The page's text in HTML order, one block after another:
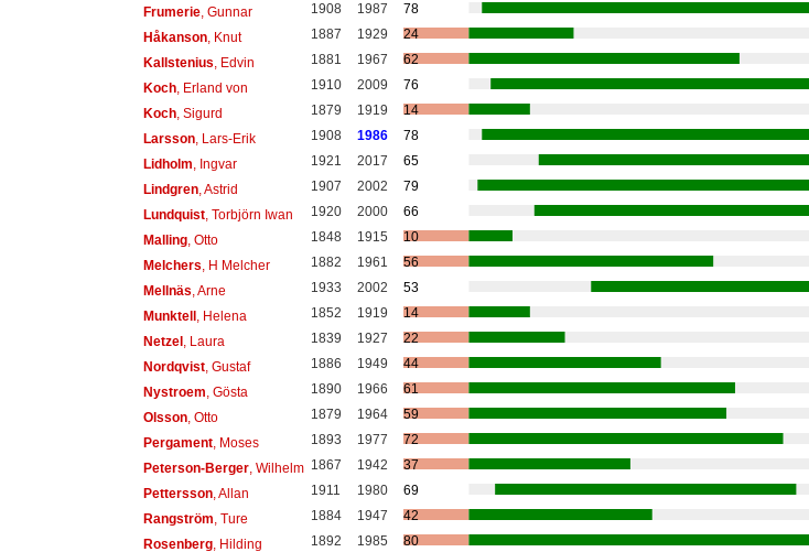
Frumerie, Gunnar 1908 1987
78
Håkanson, Knut 1887 1929
24
Kallstenius , Edvin 1881 1967
62
Koch, Erland von 1910 2009
76
Koch, Sigurd 1879 1919
14
Larsson, Lars-Erik 1908 1986
78
Lidholm , Ingvar 1921 2017
65
Lindgren, Astrid 1907 2002
79
Lundquist, Torbjörn Iwan 1920 2000
66
Malling, Otto 1848 1915
10
Melchers , H Melcher 1882 1961
56
Mellnäs , Arne 1933 2002
53
Munktell, Helena 1852 1919
14
Netzel, Laura 1839 1927
22
Nordqvist, Gustaf 1886 1949
44
Nystroem , Gösta 1890 1966
61
Olsson, Otto 1879 1964
59
Pergament, Moses 1893 1977
72
Peterson-Berger, Wilhelm 1867 1942
37
Pettersson, Allan 1911 1980
69
Rangström , Ture 1884 1947
42
Rosenberg, Hilding 1892 1985 80